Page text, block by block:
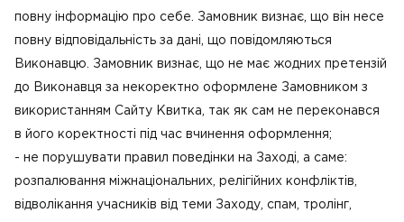
повну інформацію про себе. Замовник визнає, що він несе
повну відповідальність за дані, що повідомляються
Виконавцю. Замовник визнає, що не має жодних претензій
до Виконавця за некоректно оформлене Замовником з
використанням Сайту Квитка, так як сам не переконався
в його коректності під час вчинення оформлення;
- не порушувати правил поведінки на Заході, а саме:
розпалювання міжнаціональних, релігійних конфліктів,
відволікання учасників від теми Заходу, спам, тролінг,